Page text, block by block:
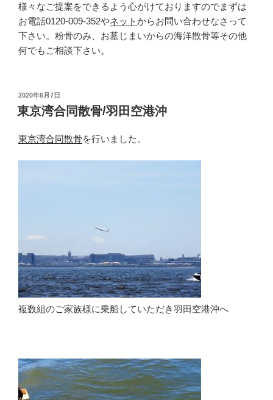
様々なご提案をできるよう心がけておりますのでまずは
お電話0120-009-352やネットからお問い合わせなさって
下さい。粉骨のみ、お墓じまいからの海洋散骨等その他
何でもご相談下さい。
投
稿
日:
2020年6月7日
東京湾合同散骨/羽田空港沖
東京湾合同散骨を行いました。
複数組のご家族様に乗船していただき羽田空港沖へ